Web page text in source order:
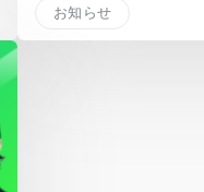
お知らせ